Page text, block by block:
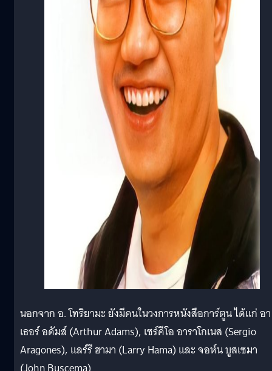
นอกจาก อ. โทริยามะ ยังมีคนในวงการหนังสือการ์ตูน ได้แก่ อา
เธอร์ อดัมส์ (Arthur Adams), เซร์คีโอ อาราโกเนส (Sergio
Aragones), แลร์รี ฮามา (Larry Hama) และ จอห์น บูสเซมา